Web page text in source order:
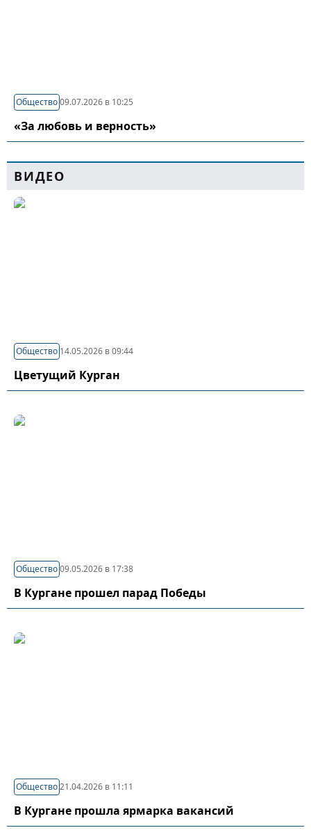
Общество09.07.2026 в 10:25
«За любовь и верность»
ВИДЕО
Общество 14.05.2026 в 09:44
Цветущий Курган
Общество09.05.2026 в 17:38
В Кургане прошел парад Победы
Общество21.04.2026 в 11:11
В Кургане прошла ярмарка вакансий